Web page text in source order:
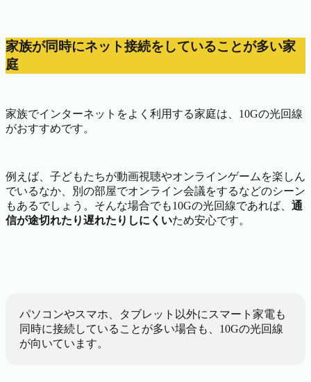
家族が同時にネット接続をしていることが多い家
庭
家族でインターネットをよく利用する家庭は、10Gの光回線
がおすすめです。
例えば、子どもたちが動画視聴やオンラインゲームを楽しん
でいるなか、別の部屋でオンライン会議をするなどのシーン
もあるでしょう。そんな場合でも10Gの光回線であれば、 通
信が途切れたり遅れたりしにくいため安心です。
パソコンやスマホ、タブレット以外にスマート家電も
同時に接続していることが多い場合も、10Gの光回線
が向いています。